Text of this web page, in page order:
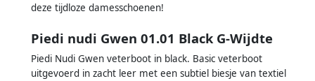
deze tijdloze damesschoenen!
Piedi nudi Gwen 01.01 Black G-Wijdte
Piedi Nudi Gwen veterboot in black. Basic veterboot
uitgevoerd in zacht leer met een subtiel biesje van textiel